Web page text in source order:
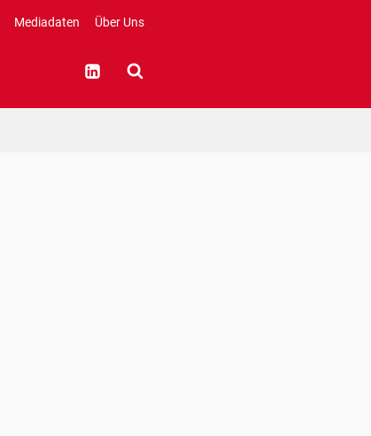
Mediadaten Über Uns